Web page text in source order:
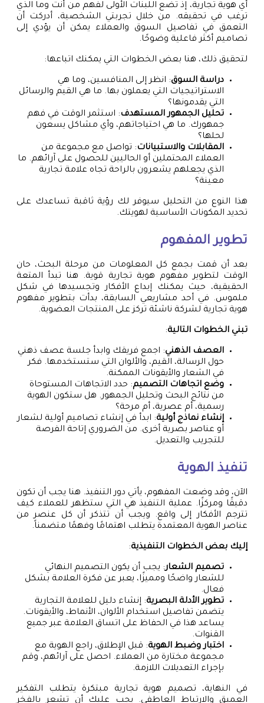
أي هوية تجارية، إذ تضع اللبنات الأولى لفهم من أنت وما الذي
ترغب في تحقيقه. من خلال تجربتي الشخصية، أدركت أن
التعمق في تفاصيل السوق والعملاء يمكن أن يؤدي إلى
تصاميم أكثر فاعلية وضوحًا.
لتحقيق ذلك، هنا بعض الخطوات التي يمكنك اتباعها:
دراسة السوق: انظر إلى المنافسين، وما هي
الاستراتيجيات التي يعملون بها. ما هي القيم والرسائل
التي يقدمونها؟
تحليل الجمهور المستهدف: استثمر الوقت في فهم
جمهورك. ما هي احتياجاتهم، وأي مشاكل يسعون
لحلها؟
المقابلات والاستبيانات: تواصل مع مجموعة من
العملاء المحتملين أو الحاليين للحصول على آرائهم. ما
الذي يجعلهم يشعرون بالراحة تجاه علامة تجارية
معينة؟
هذا النوع من التحليل سيوفر لك رؤية ثاقبة تساعدك على
تحديد المكونات الأساسية لهويتك.
تطوير المفهوم
بعد أن قمت بجمع كل المعلومات من مرحلة البحث، حان
الوقت لتطوير مفهوم هوية تجارية قوية. هنا تبدأ المتعة
الحقيقية، حيث يمكنك إبداع الأفكار وتجسيدها في شكل
ملموس. في أحد مشاريعي السابقة، بدأت بتطوير مفهوم
هوية تجارية لشركة ناشئة تركز على المنتجات العضوية.
تبني الخطوات التالية:
العصف الذهني: اجمع فريقك وابدأ جلسة عصف ذهني
حول الرسالة، القيم، والألوان التي ستستخدمها. فكر
في الشعار والأيقونات الممكنة.
وضع اتجاهات التصميم: حدد الاتجاهات المستوحاة
من نتائج البحث وتحليل الجمهور. هل ستكون الهوية
رسمية، أم عصرية، أم مرحة؟
إنشاء نماذج أولية: ابدأ في إنشاء تصاميم أولية لشعار
أو عناصر بصرية أخرى. من الضروري إتاحة الفرصة
للتجريب والتعديل.
تنفيذ الهوية
الآن، وقد وضعت المفهوم، يأتي دور التنفيذ. هنا يجب أن تكون
دقيقًا ومركزًا. عملية التنفيذ هي التي ستظهر للعملاء كيف
تترجم الأفكار إلى واقع. ويجب أن تتذكر أن كل عنصر من
عناصر الهوية المعتمدة يتطلب اهتمامًا وفهمًا متضمناً.
إليك بعض الخطوات التنفيذية:
تصميم الشعار: يجب أن يكون التصميم النهائي
للشعار واضحًا ومميزًا، يعبر عن فكرة العلامة بشكل
فعال.
تطوير الأدلة البصرية: إنشاء دليل للعلامة التجارية
يتضمن تفاصيل استخدام الألوان، الأنماط، والأيقونات.
يساعد هذا في الحفاظ على اتساق العلامة عبر جميع
القنوات.
اختبار وضبط الهوية: قبل الإطلاق، راجع الهوية مع
مجموعة مختارة من العملاء. احصل على آرائهم، وقم
بإجراء التعديلات اللازمة.
في النهاية، تصميم هوية تجارية مبتكرة يتطلب التفكير
العميق والارتباط العاطفي. يجب عليك أن تشعر بالفخر